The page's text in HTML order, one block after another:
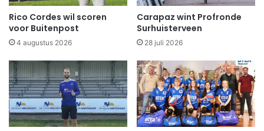
Rico Cordes wil scoren
voor Buitenpost
4 augustus 2026
Carapaz wint Profronde
Surhuisterveen
28 juli 2026